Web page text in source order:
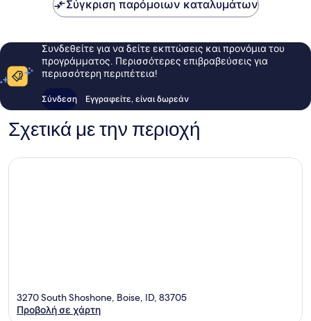
Σύγκριση παρόμοιων καταλυμάτων
Συνδεθείτε για να δείτε εκπτώσεις και προνόμια του
προγράμματος. Περισσότερες επιβραβεύσεις για
περισσότερη περιπέτεια!
Σύνδεση Εγγραφείτε, είναι δωρεάν
Σχετικά με την περιοχή
3270 South Shoshone, Boise, ID, 83705
Προβολή σε χάρτη